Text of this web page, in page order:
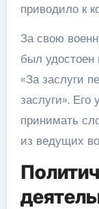
приводило к
За свою
был удостоен
«За заслуги
заслуги».
принимать
из ведущих